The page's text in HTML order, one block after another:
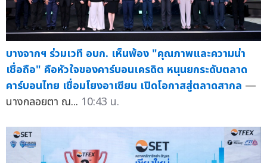
บางจากฯ ร่วมเวที อบก. เห็นพ้อง "คุณภาพและความน่า
เชื่อถือ" คือหัวใจของคาร์บอนเครดิต หนุนยกระดับตลาด
คาร์บอนไทย เชื่อมโยงอาเซียน เปิดโอกาสสู่ตลาดสากล —
นางกลอยตา ณ... 10:43 น.